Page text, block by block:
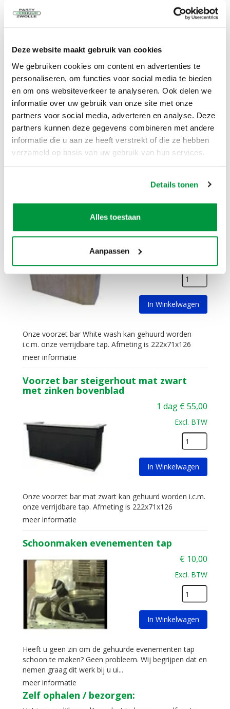
Deze website maakt gebruik van cookies
We gebruiken cookies om content en advertenties te
personaliseren, om functies voor social media te bieden
en om ons websiteverkeer te analyseren. Ook delen we
informatie over uw gebruik van onze site met onze
partners voor social media, adverteren en analyse. Deze
partners kunnen deze gegevens combineren met andere
informatie die u aan ze heeft verstrekt of die ze hebben
verzameld op basis van uw gebruik van hun services.
Details tonen
Alles toestaan
Aanpassen
meer informatie
Glazenspoeler
1 dag €17,50
Excl. BTW
In Winkelwagen
Ideaal om uw glazen tijdens uw feest te spoelen.
Voorzet bar steigerhout white Wash
met zinken bovenblad
In Winkelwagen
Onze voorzet bar White wash kan gehuurd worden
i.c.m. onze verrijdbare tap. Afmeting is 222x71x126
meer informatie
Voorzet bar steigerhout mat zwart
met zinken bovenblad
1 dag €55,00
Excl. BTW
In Winkelwagen
Onze voorzet bar mat zwart kan gehuurd worden i.c.m.
onze verrijdbare tap. Afmeting is 222x71x126
meer informatie
Schoonmaken evenementen tap
€ 10,00
Excl. BTW
In Winkelwagen
Heeft u geen zin om de gehuurde evenementen tap
schoon te maken? Geen probleem. Wij begrijpen dat en
nemen graag dit werk bij u ui...
meer informatie
Zelf ophalen / bezorgen: